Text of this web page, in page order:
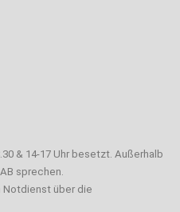
& 14-17 Uhr besetzt. Außerhalb
sprechen.
Notdienst über die